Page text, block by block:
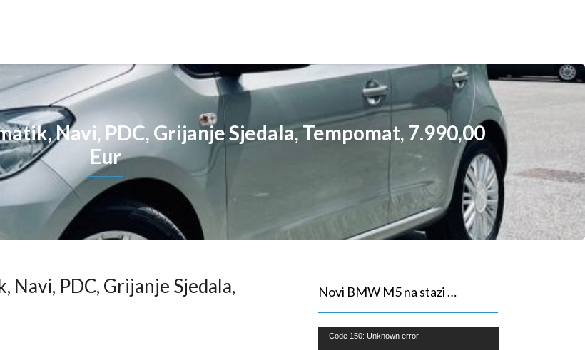
Navi, PDC, Grijanje Sjedala, Tempomat, 7.990,00
Eur
Navi, PDC, Grijanje Sjedala, Novi BMW M5 na stazi …
Reproduktor
Code 150: Unknown error.